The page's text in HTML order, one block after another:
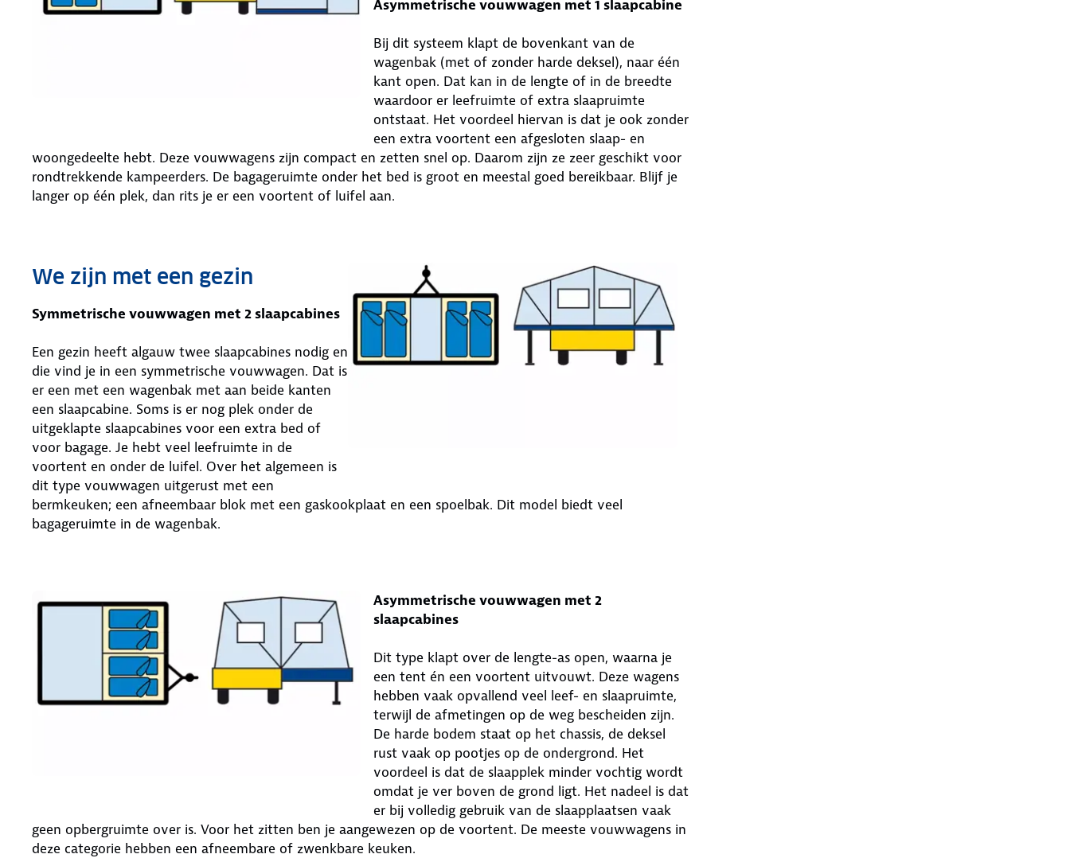
Asymmetrische vouwwagen met 1 slaapcabine
Bij dit systeem klapt de bovenkant van de
wagenbak (met of zonder harde deksel), naar één
kant open. Dat kan in de lengte of in de breedte
waardoor er leefruimte of extra slaapruimte
ontstaat. Het voordeel hiervan is dat je ook zonder
een extra voortent een afgesloten slaap- en
woongedeelte hebt. Deze vouwwagens zijn compact en zetten snel op. Daarom zijn ze zeer geschikt voor
rondtrekkende kampeerders. De bagageruimte onder het bed is groot en meestal goed bereikbaar. Blijf je
langer op één plek, dan rits je er een voortent of luifel aan.
We zijn met een gezin
Symmetrische vouwwagen met 2 slaapcabines
Een gezin heeft algauw twee slaapcabines nodig en
die vind je in een symmetrische vouwwagen. Dat is
er een met een wagenbak met aan beide kanten
een slaapcabine. Soms is er nog plek onder de
uitgeklapte slaapcabines voor een extra bed of
voor bagage. Je hebt veel leefruimte in de
voortent en onder de luifel. Over het algemeen is
dit type vouwwagen uitgerust met een
bermkeuken; een afneembaar blok met een gaskookplaat en een spoelbak. Dit model biedt veel
bagageruimte in de wagenbak.
Asymmetrische vouwwagen met 2
slaapcabines
Dit type klapt over de lengte-as open, waarna je
een tent én een voortent uitvouwt. Deze wagens
hebben vaak opvallend veel leef- en slaapruimte,
terwijl de afmetingen op de weg bescheiden zijn.
De harde bodem staat op het chassis, de deksel
rust vaak op pootjes op de ondergrond. Het
voordeel is dat de slaapplek minder vochtig wordt
omdat je ver boven de grond ligt. Het nadeel is dat
er bij volledig gebruik van de slaapplaatsen vaak
geen opbergruimte over is. Voor het zitten ben je aangewezen op de voortent. De meeste vouwwagens in
deze categorie hebben een afneembare of zwenkbare keuken.